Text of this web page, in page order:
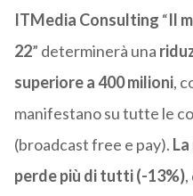
ITMedia Consulting “Il
22” determinerà una
superiore a 400 milioni,
manifestano su tutte le
(broadcast free e pay).
perde più di tutti (-13%),